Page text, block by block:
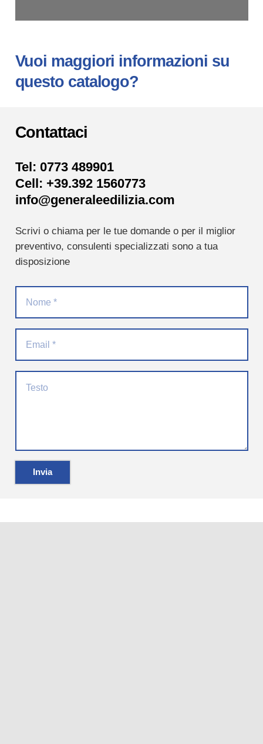
Vuoi maggiori informazioni su
questo catalogo?
Contattaci
Tel: 0773 489901
Cell: +39.392 1560773
info@generaleedilizia.com
Scrivi o chiama per le tue domande o per il miglior
preventivo, consulenti specializzati sono a tua
disposizione
Invia